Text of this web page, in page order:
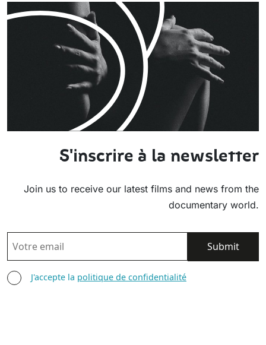
S'inscrire à la newsletter
Join us to receive our latest films and news from the
documentary world.
EMAIL
AGREE TERMS
J'accepte la politique de confidentialité